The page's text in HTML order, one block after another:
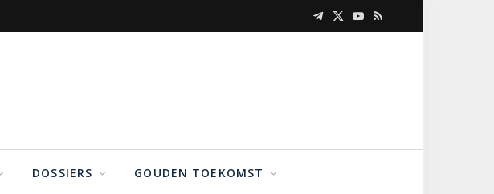
Telegram
X
YouTube
RSS
DOSSIERS GOUDEN TOEKOMST